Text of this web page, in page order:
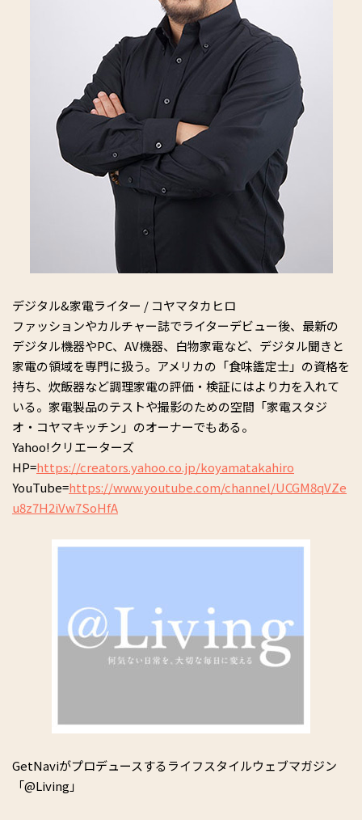
デジタル&家電ライター / コヤマタカヒロ
ファッションやカルチャー誌でライターデビュー後、最新の
デジタル機器やPC、AV機器、白物家電など、デジタル聞きと
家電の領域を専門に扱う。アメリカの「食味鑑定士」の資格を
持ち、炊飯器など調理家電の評価・検証にはより力を入れて
いる。家電製品のテストや撮影のための空間「家電スタジ
オ・コヤマキッチン」のオーナーでもある。
Yahoo!クリエーターズ
HP=https://creators.yahoo.co.jp/koyamatakahiro
YouTube=https://www.youtube.com/channel/UCGM8qVZe
u8z7H2iVw7SoHfA
GetNaviがプロデュースするライフスタイルウェブマガジン
「@Living」